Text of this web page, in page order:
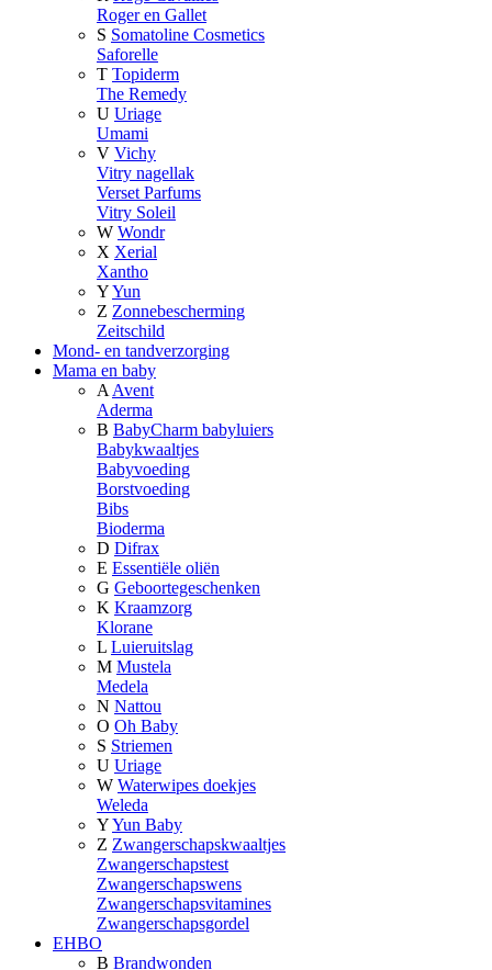
Roger en Gallet
S Somatoline Cosmetics
Saforelle
T Topiderm
The Remedy
U Uriage
Umami
V Vichy
Vitry nagellak
Verset Parfums
Vitry Soleil
W Wondr
X Xerial
Xantho
YYun
Z Zonnebescherming
Zeitschild
Mond- en tandverzorging
Mama en baby
A Avent
Aderma
B BabyCharm babyluiers
Babykwaaltjes
Babyvoeding
Borstvoeding
Bibs
Bioderma
D Difrax
E Essentiële oliën
G Geboortegeschenken
K Kraamzorg
Klorane
L Luieruitslag
M Mustela
Medela
N Nattou
O Oh Baby
S Striemen
U Uriage
W Waterwipes doekjes
Weleda
YYun Baby
Z Zwangerschapskwaaltjes
Zwangerschapstest
Zwangerschapswens
Zwangerschapsvitamines
Zwangerschapsgordel
EHBO
B Brandwonden